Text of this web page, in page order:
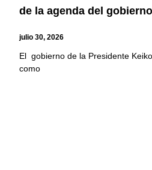
de la agenda del gobierno
julio 30, 2026
El gobierno de la Presidente
como